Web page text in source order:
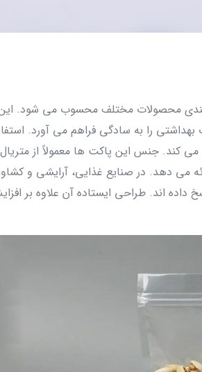
بندی محصولات مختلف محسوب می‌ شود.
را به‌ سادگی فراهم می‌ آورد.
کند. جنس این پاکت‌ ها معمولاً از متریال
می‌ دهد. در صنایع غذایی، آرایشی و
داده‌ اند. طراحی ایستاده آن علاوه بر